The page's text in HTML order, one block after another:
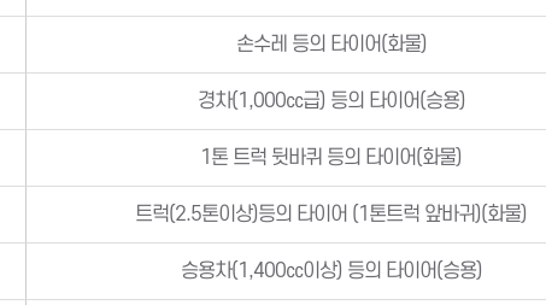
손수레 등의 타이어(화물)
경차(1,000㏄급) 등의 타이어(승용)
1톤 트럭 뒷바퀴 등의 타이어(화물)
트럭(2.5톤이상)등의 타이어 (1톤트럭 앞바귀)(화물)
승용차(1,400㏄이상) 등의 타이어(승용)